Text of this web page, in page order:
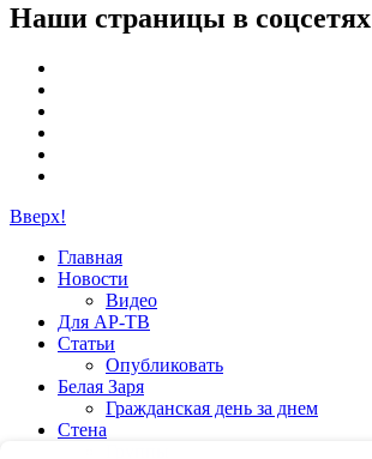
Наши страницы в соцсетях
Вверх!
Главная
Новости
Видео
Для АР-ТВ
Статьи
Опубликовать
Белая Заря
Гражданская день за днем
Стена